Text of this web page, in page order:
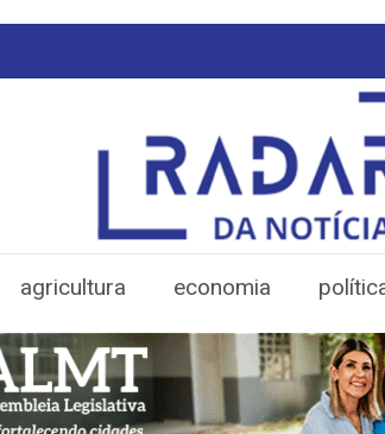
agricultura economia